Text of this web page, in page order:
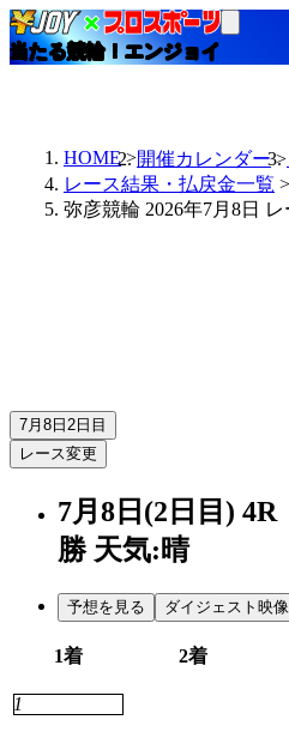
当たる競輪！エンジョイ
HOME 開催カレンダー
レース結果・払戻金一覧
弥彦競輪 2026年7月8日
7月8日 2日目
レース変更
7月8日(2日目) 4R
勝 天気:晴
予想を見る ダイジェスト映像
1着 2着
1